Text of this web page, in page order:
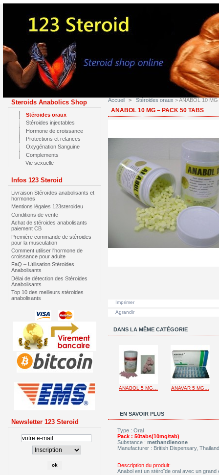
Steroids Anabolics Shop
Stéroides oraux
Stéroides injectables
Hormone de croissance
Protections et relances
Oxygénation Sanguine
Complements
Vie sexuelle
Infos 123 Steroid
Livraison Stéroïdes anabolisants et
hormones
Mentions légales 123steroideu
Conditions de vente
Achat de stéroides anabolisants
paiement CB
Première commande de stéroides
pour la musculation
Comment utiliser l'hormone de
croissance pour adulte
FaQ – Utilisation Stéroides
Anabolisants
Délai de détection des Stéroides
Anabolisants
Top 10 des meilleurs stéroides
anabolisants
Newsletter 123 Steroid
Accueil > Stéroides oraux > ANABOL 10
ANABOL 10 MG – PACK 50 TABS
Imprimer
Agrandir
DANS LA MÊME CATÉGORIE
ANABOL 5 MG… ANAVAR 5 MG…
EN SAVOIR PLUS
Type : Oral
Pack : 50tabs(10mg/tab)
Substance : methandienone
Manufacturer : British Dispensary, Thailand
Description du produit:
Anabol est un stéroïde oral avec un